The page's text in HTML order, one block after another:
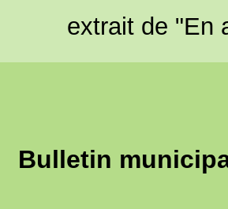
extrait de "En
Bulletin